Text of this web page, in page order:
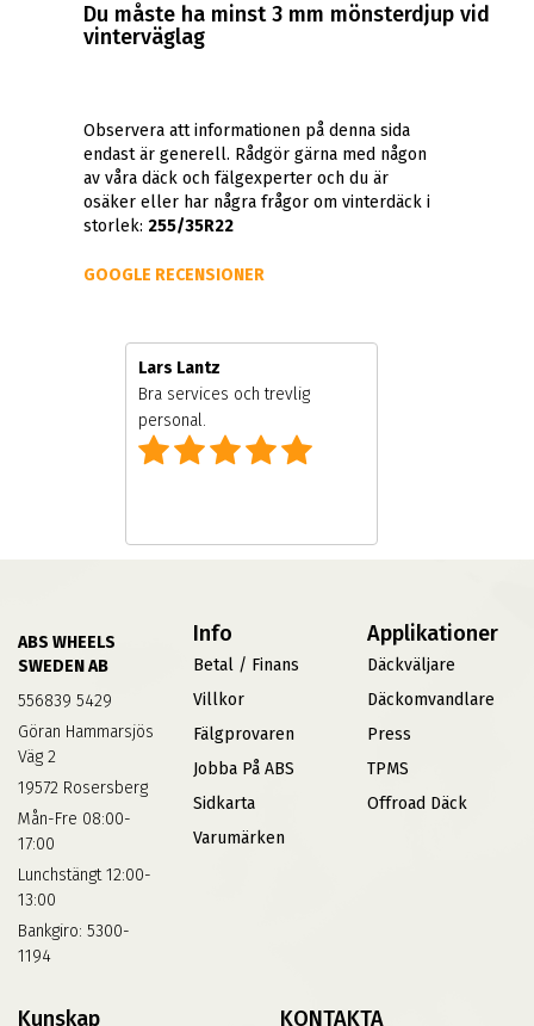
Du måste ha minst 3 mm mönsterdjup vid
vinterväglag
Observera att informationen på denna sida
endast är generell. Rådgör gärna med någon
av våra däck och fälgexperter och du är
osäker eller har några frågor om vinterdäck i
storlek:255/35R22
GOOGLE RECENSIONER
Lars Lantz
Bra services och trevlig
personal.
ABS WHEELS
SWEDEN AB
556839 5429
Göran Hammarsjös
Väg 2
19572 Rosersberg
Mån-Fre 08:00-
17:00
Lunchstängt 12:00-
13:00
Bankgiro: 5300-
1194
Info
Betal / Finans
Villkor
Fälgprovaren
Jobba På ABS
Sidkarta
Varumärken
Applikationer
Däckväljare
Däckomvandlare
Press
TPMS
Offroad Däck
Kunskap KONTAKTA